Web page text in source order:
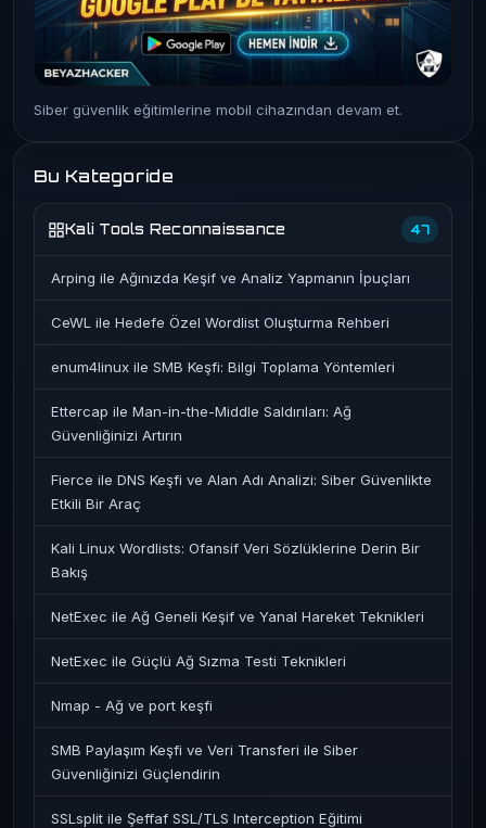
Siber güvenlik eğitimlerine mobil cihazından devam et.
Bu Kategoride
Kali Tools Reconnaissance 47
Arping ile Ağınızda Keşif ve Analiz Yapmanın İpuçları
CeWL ile Hedefe Özel Wordlist Oluşturma Rehberi
enum4linux ile SMB Keşfi: Bilgi Toplama Yöntemleri
Ettercap ile Man-in-the-Middle Saldırıları: Ağ
Güvenliğinizi Artırın
Fierce ile DNS Keşfi ve Alan Adı Analizi: Siber Güvenlikte
Etkili Bir Araç
Kali Linux Wordlists: Ofansif Veri Sözlüklerine Derin Bir
Bakış
NetExec ile Ağ Geneli Keşif ve Yanal Hareket Teknikleri
NetExec ile Güçlü Ağ Sızma Testi Teknikleri
Nmap - Ağ ve port keşfi
SMB Paylaşım Keşfi ve Veri Transferi ile Siber
Güvenliğinizi Güçlendirin
SSLsplit ile Şeffaf SSL/TLS Interception Eğitimi